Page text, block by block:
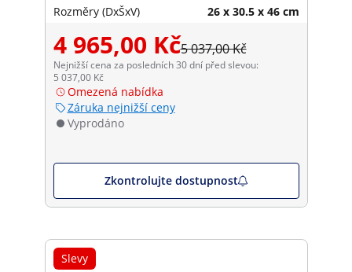
Rozměry (DxŠxV) 26 x 30.5 x 46 cm
4 965,00 Kč5 037,00 Kč
Nejnižší cena za posledních 30 dní před slevou:
5 037,00 Kč
Omezená nabídka
Záruka nejnižší ceny
Vyprodáno
Zkontrolujte dostupnost
Slevy